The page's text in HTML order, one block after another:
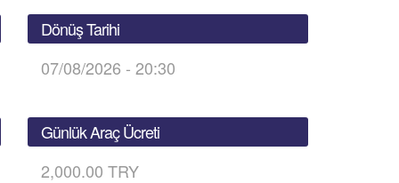
Dönüş Tarihi
07/08/2026 - 20:30
Günlük Araç Ücreti
2,000.00 TRY